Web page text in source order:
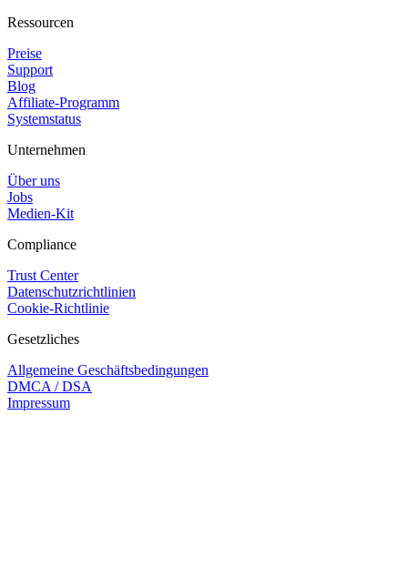
Ressourcen
Preise
Support
Blog
Affiliate-Programm
Systemstatus
Unternehmen
Über uns
Jobs
Medien-Kit
Compliance
Trust Center
Datenschutzrichtlinien
Cookie-Richtlinie
Gesetzliches
Allgemeine Geschäftsbedingungen
DMCA / DSA
Impressum